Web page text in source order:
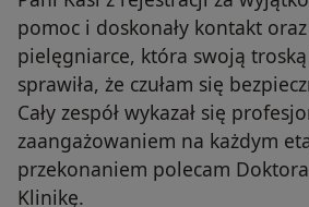
pomoc i doskonały kontakt
pielęgniarce, która swoją
sprawiła, że czułam się
Cały zespół wykazał się
zaangażowaniem na każdym
przekonaniem polecam Doktora
Klinikę.